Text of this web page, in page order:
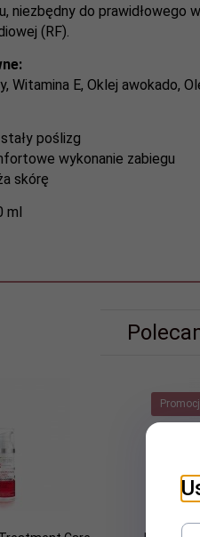
niezbędny do prawidłowego
(RF).
Witamina E, Oklej awokado,
poślizg
wykonanie zabiegu
skórę
ml